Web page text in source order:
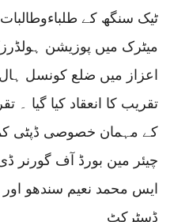
ٹیک سنگھ کے
میٹرک میں پوزیشن
اعزاز میں ضلع کونسل
تقریب کا انعقاد کیا گیا ۔
کے مہمان خصوصی ڈپٹی
چیئر مین بورڈ آف گورنر
ایس محمد نعیم سندھو اور
ڈسٹرکٹ